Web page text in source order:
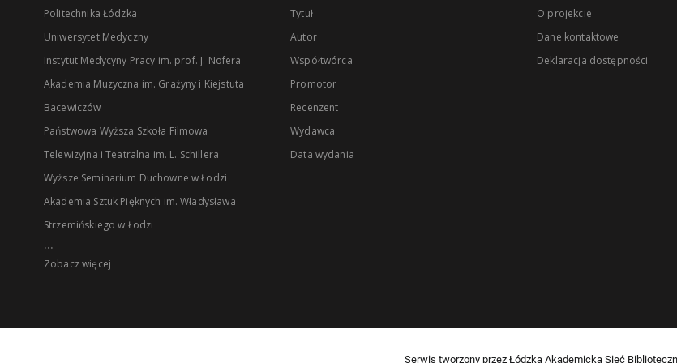
Politechnika Łódzka
Uniwersytet Medyczny
Instytut Medycyny Pracy im. prof. J. Nofera
Akademia Muzyczna im. Grażyny i Kiejstuta
Bacewiczów
Państwowa Wyższa Szkoła Filmowa
Telewizyjna i Teatralna im. L. Schillera
Wyższe Seminarium Duchowne w Łodzi
Akademia Sztuk Pięknych im. Władysława
Strzemińskiego w Łodzi
...
Zobacz więcej
Tytuł
Autor
Współtwórca
Promotor
Recenzent
Wydawca
Data wydania
O projekcie
Dane kontaktowe
Deklaracja dostępności
Serwis tworzony przez Łódzką Akademicką Sieć